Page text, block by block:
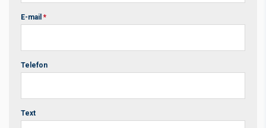
E-mail *
Telefon
Text